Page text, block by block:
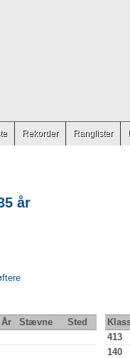
Rekorder Ranglister
år
År Stævne Sted
413
140